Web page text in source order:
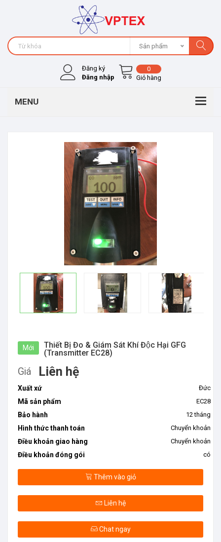
Sản phẩm
Đăng ký
Đăng nhập
0
Giỏ hàng
Mới
Thiết Bị Đo & Giám Sát Khí Độc Hại GFG
(Transmitter EC28)
Giá Liên hệ
Xuất xứ Đức
Mã sản phẩm EC28
Bảo hành 12 tháng
Hình thức thanh toán Chuyển khoản
Điều khoản giao hàng Chuyển khoản
Điều khoản đóng gói có
Thêm vào giỏ
Liên hệ
Chat ngay